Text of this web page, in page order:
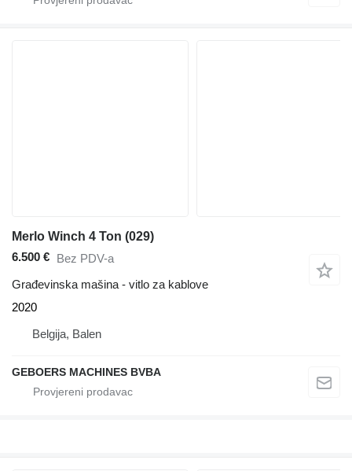
Merlo Winch 4 Ton (029)
6.500 € Bez PDV-a
Građevinska mašina - vitlo za kablove
2020
Belgija, Balen
GEBOERS MACHINES BVBA